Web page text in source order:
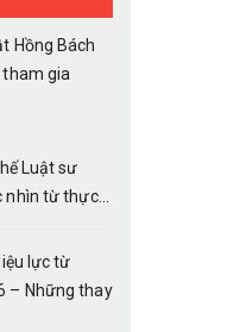
Hồng Bách
tham gia
Luật sư
từ thực...
lực từ
– Những thay